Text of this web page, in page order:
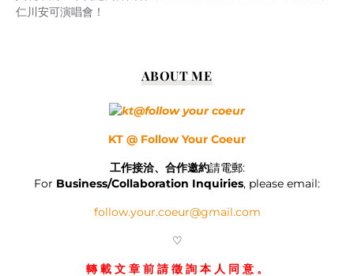
仁川安可演唱會！
ABOUT ME
KT @ Follow Your Coeur
工作接洽、合作邀約請電郵:
For Business/Collaboration Inquiries, please email:
follow.your.coeur@gmail.com
♡
轉 載 文 章 前 請 徵 詢 本 人 同 意 。